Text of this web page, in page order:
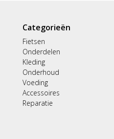
Categorieën
Fietsen
Onderdelen
Kleding
Onderhoud
Voeding
Accessoires
Reparatie